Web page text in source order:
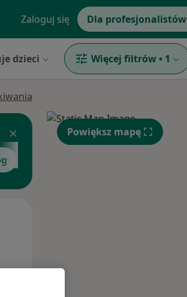
Zaloguj się Dla profesjonalistów
dzieci Więcej filtrów • 1
Powiększ mapę